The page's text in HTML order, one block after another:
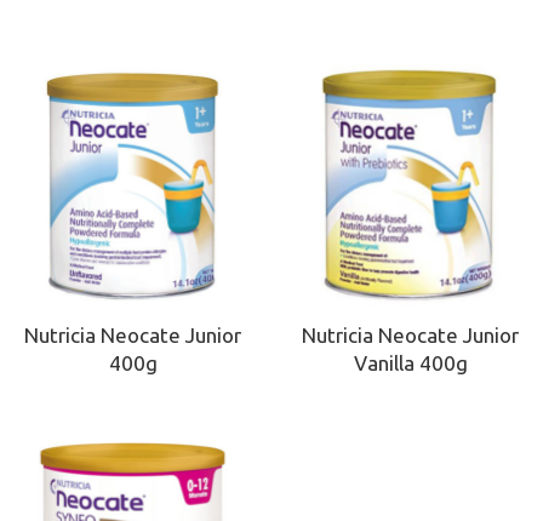
Nutricia Neocate Junior
400g
Nutricia Neocate Junior
Vanilla 400g